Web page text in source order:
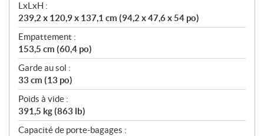
LxLxH :
239,2 x 120,9 x 137,1 cm (94,2 x 47,6 x 54 po)
Empattement :
153,5 cm (60,4 po)
Garde au sol :
33 cm (13 po)
Poids à vide :
391,5 kg (863 lb)
Capacité de porte-bagages :